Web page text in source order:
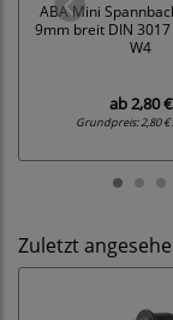
ABA Mini
9mm breit DIN
W4
ab2,80 €
Grundpreis:2,80 €
Zuletzt